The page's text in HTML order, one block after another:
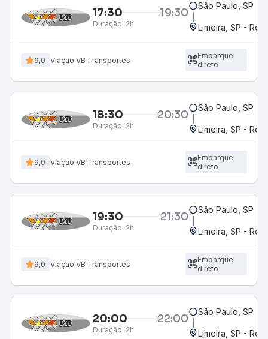
17:30 19:30
Duração: 2h
São Paulo, SP -
Limeira, SP -
9,0 Viação VB Transportes
Embarque
direto
18:30 20:30
Duração: 2h
São Paulo, SP -
Limeira, SP -
9,0 Viação VB Transportes
Embarque
direto
19:30 21:30
Duração: 2h
São Paulo, SP -
Limeira, SP -
9,0 Viação VB Transportes
Embarque
direto
20:00 22:00
Duração: 2h
São Paulo, SP -
Limeira, SP -